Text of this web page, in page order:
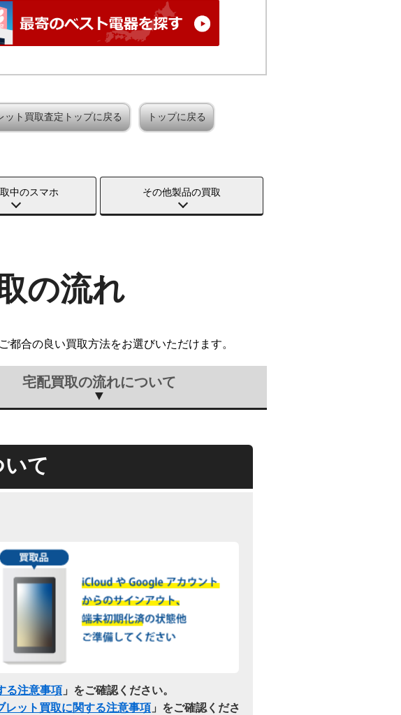
ット買取査定トップに戻る トップに戻る
中のスマホ その他製品の買取
の流れ
合の良い買取方法をお選びいただけます。
宅配買取の流れについて
て
る注意事項 」をご確認ください。
ット買取に関する注意事項 」をご確認くださ